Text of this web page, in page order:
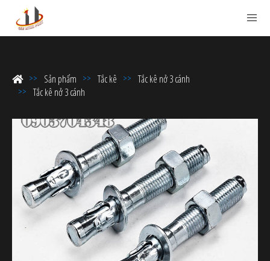
Sản phẩm Tắc kê
Tắc kê nở 3 cánh
Tắc kê nở 3 cánh